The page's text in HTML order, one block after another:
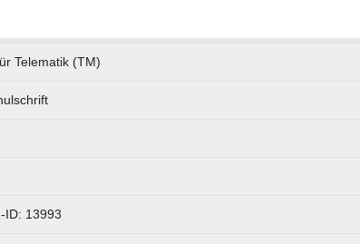
Telematik (TM)
ID: 13993